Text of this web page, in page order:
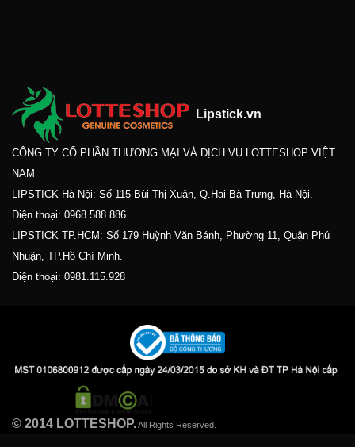
Lipstick.vn
CÔNG TY CỔ PHẦN THƯƠNG MẠI VÀ DỊCH VỤ LOTTESHOP VIỆT
NAM
LIPSTICK Hà Nội: Số 115 Bùi Thị Xuân, Q.Hai Bà Trưng, Hà Nội.
Điện thoại: 0968.588.886
LIPSTICK TP.HCM: Số 179 Huỳnh Văn Bánh, Phường 11, Quận Phú
Nhuận, TP.Hồ Chí Minh.
Điện thoại: 0981.115.928
© 2014 LOTTESHOP.All Rights Reserved.